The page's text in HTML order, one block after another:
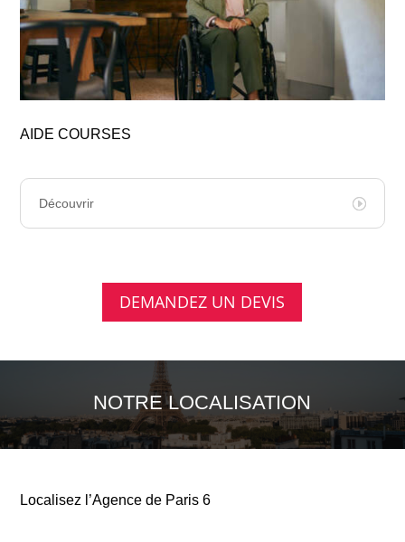
AIDE COURSES
Découvrir
DEMANDEZ UN DEVIS
NOTRE LOCALISATION
Localisez l’Agence de Paris 6